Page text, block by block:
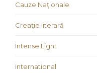
Cauze Naţionale
Creaţie literară
Intense Light
international